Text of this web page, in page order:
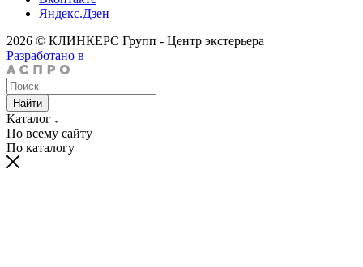
Яндекс.Дзен
2026 © КЛИНКЕРС Групп - Центр экстерьера
Разработано в
Найти
Каталог
По всему сайту
По каталогу